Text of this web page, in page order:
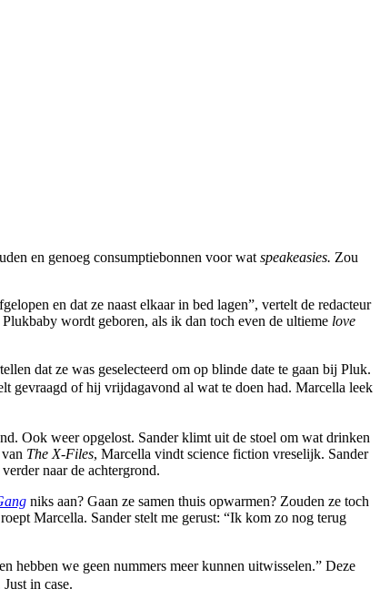
en genoeg consumptiebonnen voor wat speakeasies. Zou
en dat ze naast elkaar in bed lagen”, vertelt de redacteur
wordt geboren, als ik dan toch even de ultieme love
dat ze was geselecteerd om op blinde date te gaan bij Pluk.
gevraagd of hij vrijdagavond al wat te doen had. Marcella leek
Ook weer opgelost. Sander klimt uit de stoel om wat drinken
The X-Files, Marcella vindt science fiction vreselijk. Sander
naar de achtergrond.
niks aan? Gaan ze samen thuis opwarmen? Zouden ze toch
Marcella. Sander stelt me gerust: “Ik kom zo nog terug
hebben we geen nummers meer kunnen uitwisselen.” Deze
in case.